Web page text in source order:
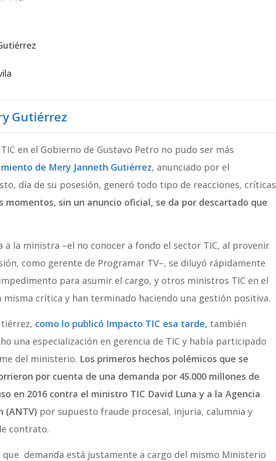
Gutiérrez
en el Gobierno de Gustavo Petro no pudo ser más
de Mery Janneth Gutiérrez, anunciado por el
día de su posesión, generó todo tipo de reacciones, críticas
momentos, sin un anuncio oficial, se da por descartado que
a la ministra –el no conocer a fondo el sector TIC, al provenir
como gerente de Programar TV–, se diluyó rápidamente
para asumir el cargo, y otros ministros TIC en el
misma crítica y han terminado haciendo una gestión positiva.
como lo publicó Impacto TIC esa tarde, también
una especialización en gerencia de TIC y había participado
del ministerio. Los primeros hechos polémicos que se
por cuenta de una demanda por 45.000 millones de
en 2016 contra el ministro TIC David Luna y a la Agencia
(ANTV) por supuesto fraude procesal, injuria, calumnia y
contrato.
que demanda está justamente a cargo del mismo Ministerio